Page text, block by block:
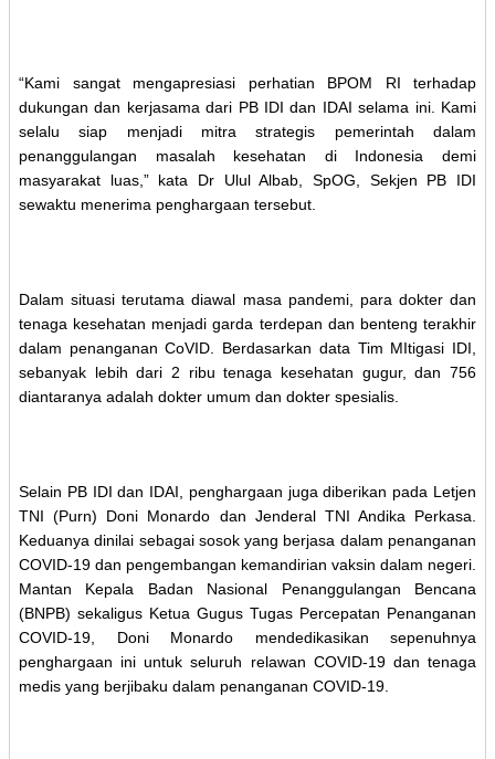
“Kami sangat mengapresiasi perhatian BPOM RI terhadap
dukungan dan kerjasama dari PB IDI dan IDAI selama ini. Kami
selalu siap menjadi mitra strategis pemerintah dalam
penanggulangan masalah kesehatan di Indonesia demi
masyarakat luas,” kata Dr Ulul Albab, SpOG, Sekjen PB IDI
sewaktu menerima penghargaan tersebut.
Dalam situasi terutama diawal masa pandemi, para dokter dan
tenaga kesehatan menjadi garda terdepan dan benteng terakhir
dalam penanganan CoVID. Berdasarkan data Tim MItigasi IDI,
sebanyak lebih dari 2 ribu tenaga kesehatan gugur, dan 756
diantaranya adalah dokter umum dan dokter spesialis.
Selain PB IDI dan IDAI, penghargaan juga diberikan pada Letjen
TNI (Purn) Doni Monardo dan Jenderal TNI Andika Perkasa.
Keduanya dinilai sebagai sosok yang berjasa dalam penanganan
COVID-19 dan pengembangan kemandirian vaksin dalam negeri.
Mantan Kepala Badan Nasional Penanggulangan Bencana
(BNPB) sekaligus Ketua Gugus Tugas Percepatan Penanganan
COVID-19, Doni Monardo mendedikasikan sepenuhnya
penghargaan ini untuk seluruh relawan COVID-19 dan tenaga
medis yang berjibaku dalam penanganan COVID-19.